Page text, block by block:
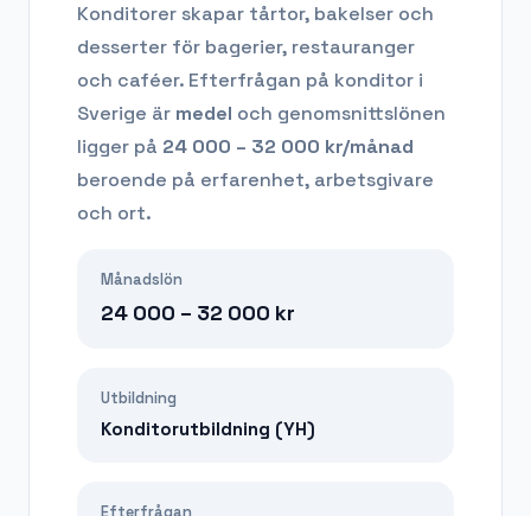
Konditorer skapar tårtor, bakelser och
desserter för bagerier, restauranger
och caféer. Efterfrågan på konditor i
Sverige är medel och genomsnittslönen
ligger på 24 000 – 32 000 kr/månad
beroende på erfarenhet, arbetsgivare
och ort.
Månadslön
24 000 – 32 000 kr
Utbildning
Konditorutbildning (YH)